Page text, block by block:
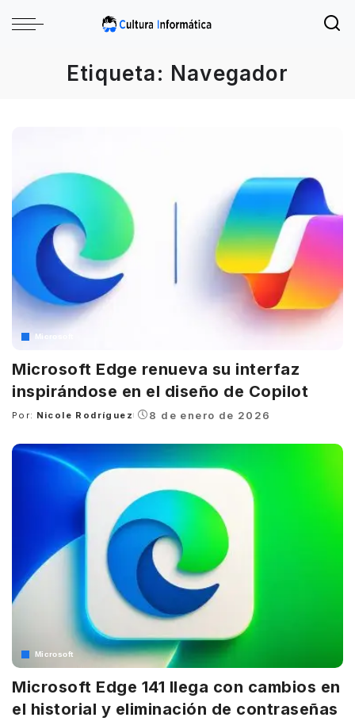
Etiqueta: Navegador
Microsoft
Microsoft Edge renueva su interfaz
inspirándose en el diseño de Copilot
Posted
Por: Nicole Rodríguez 8 de enero de 2026
Microsoft
Microsoft Edge 141 llega con cambios en
el historial y eliminación de contraseñas